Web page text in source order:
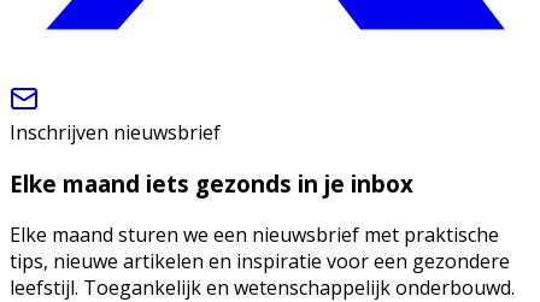
Inschrijven nieuwsbrief
Elke maand iets gezonds in je inbox
Elke maand sturen we een nieuwsbrief met praktische
tips, nieuwe artikelen en inspiratie voor een gezondere
leefstijl. Toegankelijk en wetenschappelijk onderbouwd.